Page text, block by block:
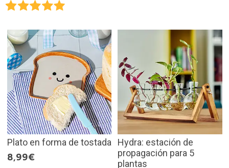
Plato en forma de tostada
8,99€
Hydra: estación de
propagación para 5
plantas